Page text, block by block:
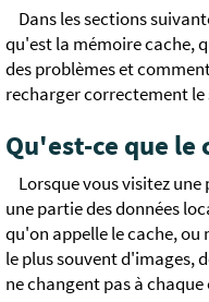
Dans les sections
qu'est la mémoire cache,
des problèmes et
recharger correctement le
Qu'est-ce que le
Lorsque vous visitez
une partie des données
qu'on appelle le cache,
le plus souvent d'images,
ne changent pas à